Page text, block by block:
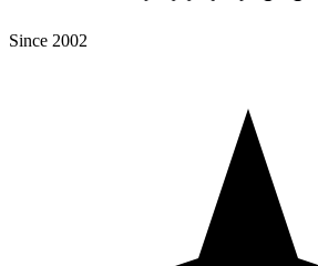
Since 2002